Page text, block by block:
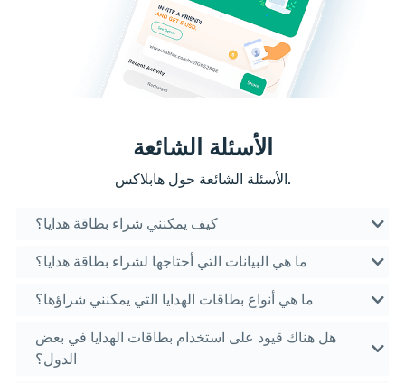
الأسئلة الشائعة
الأسئلة الشائعة حول هابلاكس.
كيف يمكنني شراء بطاقة هدايا؟
ما هي البيانات التي أحتاجها لشراء بطاقة هدايا؟
ما هي أنواع بطاقات الهدايا التي يمكنني شراؤها؟
هل هناك قيود على استخدام بطاقات الهدايا في بعض
الدول؟